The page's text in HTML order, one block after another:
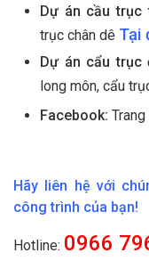
Dự án cầu trục
trục chân dê Tại
Dự án cẩu trục
long môn, cẩu
Facebook:
Hãy liên hệ với
công trình của bạn!
Hotline: 0966